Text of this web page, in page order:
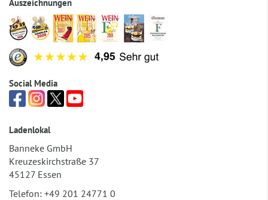
Auszeichnungen
Social Media
Ladenlokal
Banneke GmbH
Kreuzeskirchstraße 37
45127 Essen
Telefon: +49 201 24771 0